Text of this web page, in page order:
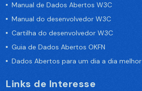
Manual de Dados Abertos W3C
Manual do desenvolvedor W3C
Cartilha do desenvolvedor W3C
Guia de Dados Abertos OKFN
Dados Abertos para um dia a dia melhor
Links de Interesse